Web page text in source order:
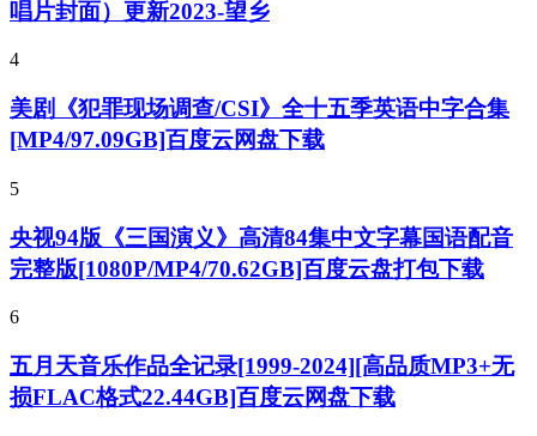
唱片封面）更新2023-望乡
4
美剧《犯罪现场调查/CSI》全十五季英语中字合集
[MP4/97.09GB]百度云网盘下载
5
央视94版《三国演义》高清84集中文字幕国语配音
完整版[1080P/MP4/70.62GB]百度云盘打包下载
6
五月天音乐作品全记录[1999-2024][高品质MP3+无
损FLAC格式22.44GB]百度云网盘下载